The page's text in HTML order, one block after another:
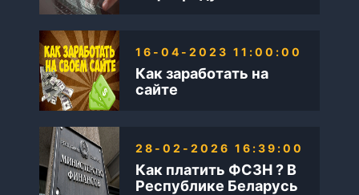
Как заработать на
сайте
16-04-2023 11:00:00
Как платить ФСЗН ? В
Республике Беларусь
28-02-2026 16:39:00